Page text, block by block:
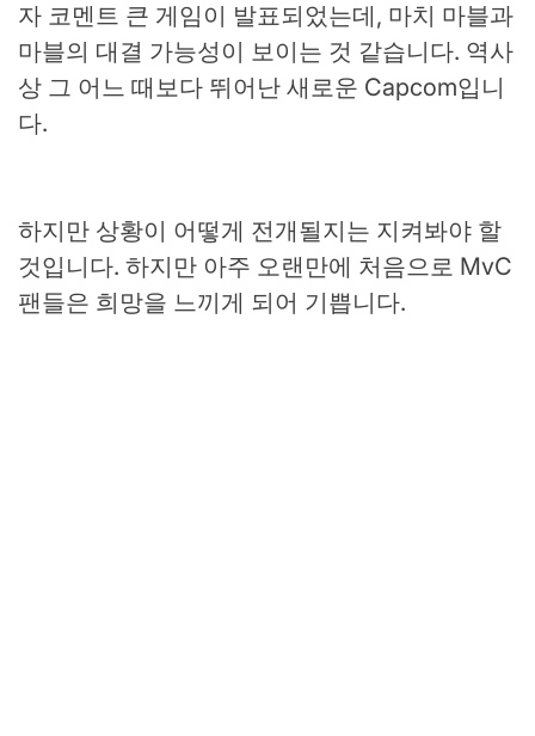
자 코멘트 큰 게임이 발표되었는데, 마치 마블과
마블의 대결 가능성이 보이는 것 같습니다. 역사
상 그 어느 때보다 뛰어난 새로운 Capcom입니
다.
하지만 상황이 어떻게 전개될지는 지켜봐야 할
것입니다. 하지만 아주 오랜만에 처음으로 MvC
팬들은 희망을 느끼게 되어 기쁩니다.